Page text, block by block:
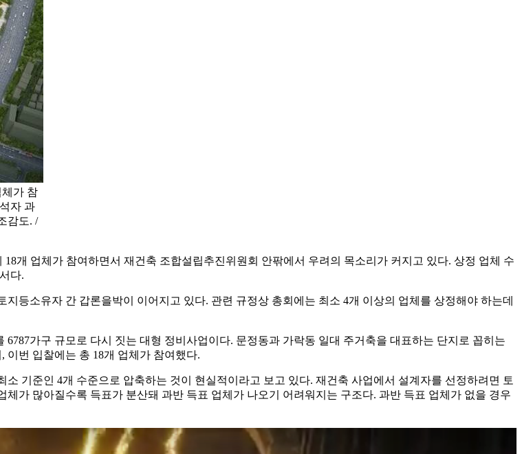
가 참
자 과
감도. /
개 업체가 참여하면서 재건축 조합설립추진위원회 안팎에서 우려의 목소리가 커지고 있다. 상정 업체 수
다.
등소유자 간 갑론을박이 이어지고 있다. 관련 규정상 총회에는 최소 4개 이상의 업체를 상정해야 하는데
가구 규모로 다시 짓는 대형 정비사업이다. 문정동과 가락동 일대 주거축을 대표하는 단지로 꼽히는
이번 입찰에는 총 18개 업체가 참여했다.
기준인 4개 수준으로 압축하는 것이 현실적이라고 보고 있다. 재건축 사업에서 설계자를 선정하려면 토
가 많아질수록 득표가 분산돼 과반 득표 업체가 나오기 어려워지는 구조다. 과반 득표 업체가 없을 경우